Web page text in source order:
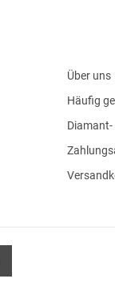
Über uns
Häufig